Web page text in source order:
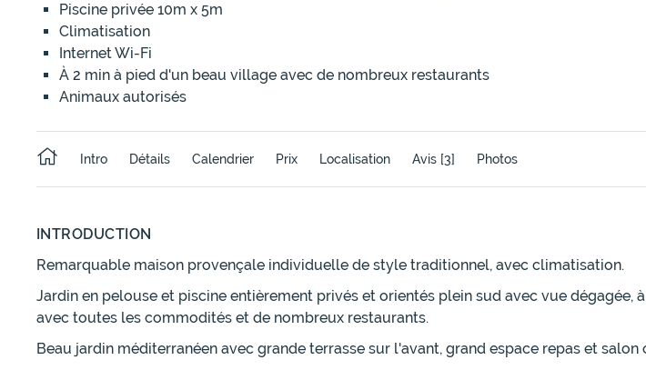
Piscine privée 10m x 5m
Climatisation
Internet Wi-Fi
À 2 min à pied d'un beau village avec de nombreux restaurants
Animaux autorisés
Intro Détails Calendrier Prix Localisation Avis [3] Photos
INTRODUCTION
Remarquable maison provençale individuelle de style traditionnel, avec climatisation.
Jardin en pelouse et piscine entièrement privés et orientés plein sud avec vue
avec toutes les commodités et de nombreux restaurants.
Beau jardin méditerranéen avec grande terrasse sur l'avant, grand espace repas et